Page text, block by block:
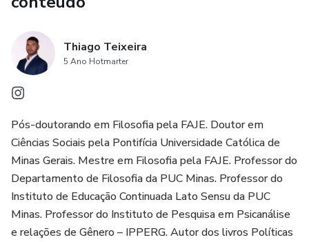
Thiago Teixeira
5 Ano Hotmarter
Pós-doutorando em Filosofia pela FAJE. Doutor em
Ciências Sociais pela Pontifícia Universidade Católica de
Minas Gerais. Mestre em Filosofia pela FAJE. Professor do
Departamento de Filosofia da PUC Minas. Professor do
Instituto de Educação Continuada Lato Sensu da PUC
Minas. Professor do Instituto de Pesquisa em Psicanálise
e relações de Gênero – IPPERG. Autor dos livros Políticas